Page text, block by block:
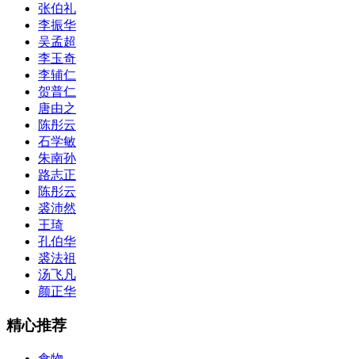
张伯礼
李振华
吴孟超
李玉奇
李辅仁
贺普仁
唐由之
陈彤云
石学敏
朱南孙
路志正
陈彤云
裘沛然
王琦
孔伯华
裘法祖
汤飞凡
颜正华
精心推荐